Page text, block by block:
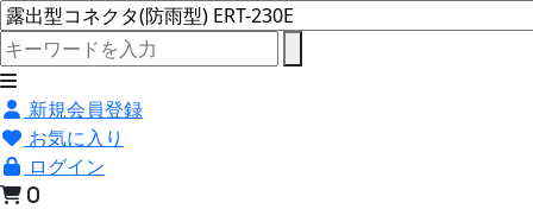
新規会員登録
お気に入り
ログイン
0